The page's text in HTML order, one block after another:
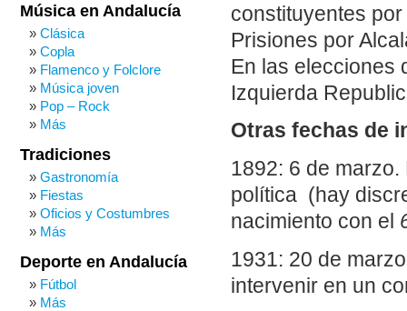
constituyentes
Prisiones por
En las elecciones
Izquierda
Otras fechas de
1892: 6 de
política (hay
nacimiento con el
1931: 20 de
intervenir en un
Música en Andalucía
Clásica
Copla
Flamenco y Folclore
Música joven
Pop – Rock
Más
Tradiciones
Gastronomía
Fiestas
Oficios y Costumbres
Más
Deporte en Andalucía
Fútbol
Más